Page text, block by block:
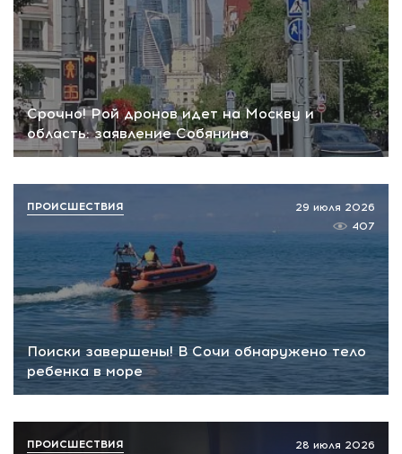
Срочно! Рой дронов идет на Москву и
область: заявление Собянина
Поиски завершены! В Сочи обнаружено тело
ребенка в море
29 июля 2026
407
ПРОИСШЕСТВИЯ
28 июля 2026
ПРОИСШЕСТВИЯ